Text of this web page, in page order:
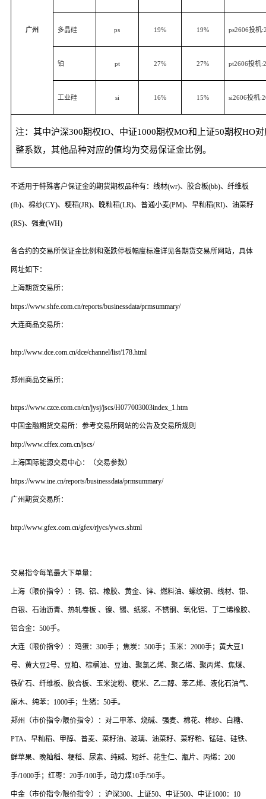
广州 多晶硅 ps 19% 19% ps2606投机
铂 pt 27% 27% pt2606投机
工业硅 si 16% 15% si2606投机
注：其中沪深300期权IO、中证1000期权MO和上证50期权HO对
整系数，其他品种对应的值均为交易保证金比例。
不适用于特殊客户保证金的期货期权品种有：线材(wr)、胶合板(bb)、纤维板
(fb)、棉纱(CY)、粳稻(JR)、晚籼稻(LR)、普通小麦(PM)、早籼稻(RI)、油菜籽
(RS)、强麦(WH)
各合约的交易所保证金比例和涨跌停板幅度标准详见各期货交易所网站，具体
网址如下：
上海期货交易所：
https://www.shfe.com.cn/reports/businessdata/prmsummary/
大连商品交易所：
http://www.dce.com.cn/dce/channel/list/178.html
郑州商品交易所：
https://www.czce.com.cn/cn/jysj/jscs/H077003003index_1.htm
中国金融期货交易所：参考交易所网站的公告及交易所规则
http://www.cffex.com.cn/jscs/
上海国际能源交易中心：（交易参数）
https://www.ine.cn/reports/businessdata/prmsummary/
广州期货交易所：
http://www.gfex.com.cn/gfex/rjycs/ywcs.shtml
交易指令每笔最大下单量：
上海（限价指令）：铜、铝、橡胶、黄金、锌、燃料油、螺纹钢、线材、铅、
白银、石油沥青、热轧卷板 、镍、锡、纸浆、不锈钢、氧化铝、丁二烯橡胶、
铝合金： 500手。
大连（限价指令）：鸡蛋： 300手 ；焦炭： 500手；玉米： 2000手；黄大豆 1
号、黄大豆2号、豆粕、棕榈油、豆油、聚氯乙烯、聚乙烯、聚丙烯、焦煤、
铁矿石、纤维板、胶合板、玉米淀粉、粳米、乙二醇、苯乙烯、液化石油气、
原木、纯苯： 1000手；生猪： 50手。
郑州（市价指令/限价指令）：对二甲苯、烧碱、强麦、棉花、棉纱、白糖、
PTA、早籼稻、甲醇、普麦、菜籽油、玻璃、油菜籽、菜籽粕、锰硅、硅铁、
鲜苹果、晚籼稻、粳稻、尿素、纯碱、短纤、花生仁、瓶片、丙烯： 200
手/1000手；红枣： 20手/100手，动力煤10手/50手。
中金（市价指令/限价指令）：沪深300、上证50、中证500、中证1000： 10